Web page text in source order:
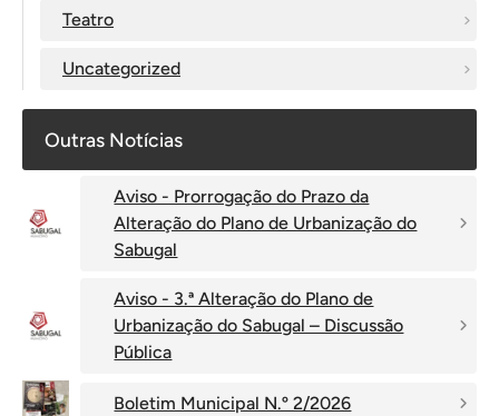
Teatro
Uncategorized
Outras Notícias
Aviso - Prorrogação do Prazo da
Alteração do Plano de Urbanização do
Sabugal
Aviso - 3.ª Alteração do Plano de
Urbanização do Sabugal – Discussão
Pública
Boletim Municipal N.º 2/2026